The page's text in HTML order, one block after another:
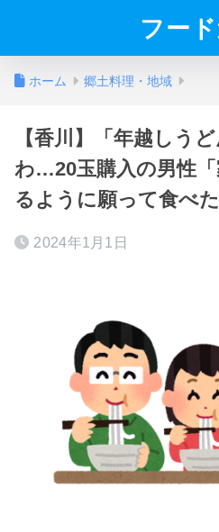
フー
ホーム 郷土料理・地域
【香川】「年越しう
わ…20玉購入の男性
るように願って食べた
2024年1月1日